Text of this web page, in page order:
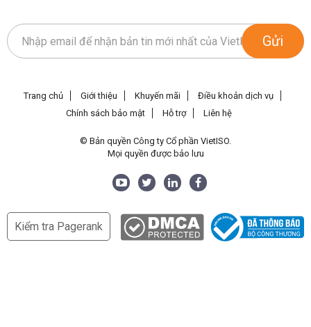
Gửi
Trang chủ Giới thiệu Khuyến mãi
Điều khoản dịch vụ
Chính sách bảo mật
Hỗ trợ Liên hệ
© Bản quyền Công ty Cổ phần VietISO.
Mọi quyền được bảo lưu
Kiểm tra Pagerank